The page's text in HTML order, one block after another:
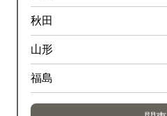
秋田
山形
福島